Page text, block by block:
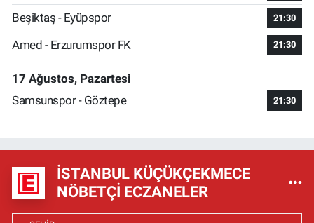
Beşiktaş - Eyüpspor 21:30
Amed - Erzurumspor FK 21:30
17 Ağustos, Pazartesi
Samsunspor - Göztepe
21:30
İSTANBUL KÜÇÜKÇEKMECE
NÖBETÇI ECZANELER